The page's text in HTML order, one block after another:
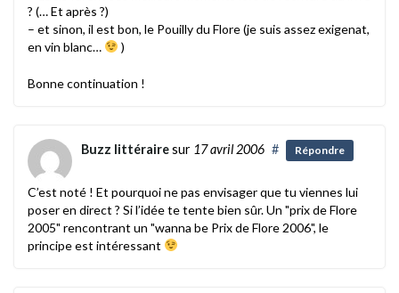
? (… Et après ?)
– et sinon, il est bon, le Pouilly du Flore (je suis assez exigenat,
en vin blanc…
)
Bonne continuation !
Buzz littérairesur 17 avril 2006 # Répondre
C’est noté ! Et pourquoi ne pas envisager que tu viennes lui
poser en direct ? Si l’idée te tente bien sûr. Un "prix de Flore
2005" rencontrant un "wanna be Prix de Flore 2006", le
principe est intéressant